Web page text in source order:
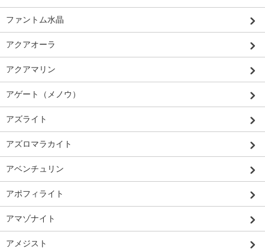
ファントム水晶
アクアオーラ
アクアマリン
アゲート（メノウ）
アズライト
アズロマラカイト
アベンチュリン
アポフィライト
アマゾナイト
アメジスト